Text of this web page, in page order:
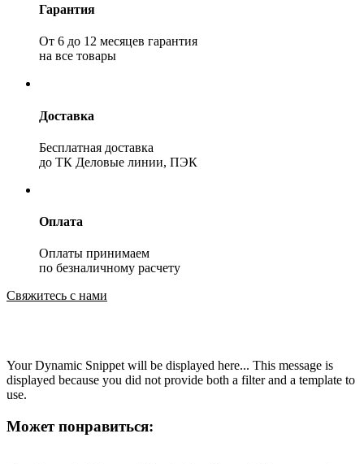
Гарантия
От 6 до 12 месяцев гарантия
на все товары
Доставка
Бесплатная доставка
до ТК Деловые линии, ПЭК
Оплата
Оплаты принимаем
по безналичному расчету
Свяжитесь с нами
Your Dynamic Snippet will be displayed here... This message is
displayed because you did not provide both a filter and a template to
use.
Может понравиться: